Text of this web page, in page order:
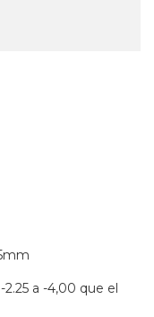
a -4,00 que el